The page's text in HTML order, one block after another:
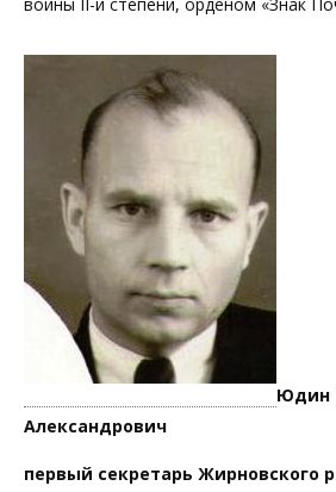
Юдин
Александрович
первый секретарь Жирновского